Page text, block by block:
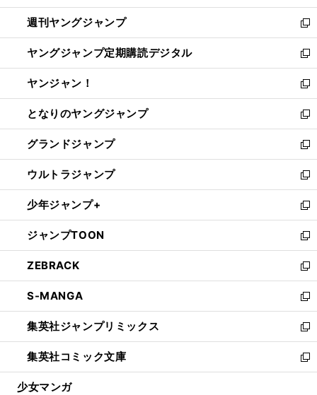
開
く
ウ
で
開
く
ン
ド
ウ
で
開
く
ウ
ィ
ン
ド
ウ
で
開
く
週刊ヤングジャンプ
新
し
い
ウ
ィ
ン
ド
ウ
で
開
く
ヤングジャンプ定期購読デジタル
新
し
い
ウ
ィ
ン
ド
ウ
で
開
く
ヤンジャン！
新
し
い
ウ
ィ
ン
ド
ウ
で
開
く
となりのヤングジャンプ
新
し
い
ウ
ィ
ン
ド
ウ
で
開
く
グランドジャンプ
新
し
い
ウ
ィ
ン
ド
ウ
で
開
く
ウルトラジャンプ
新
し
い
ウ
ィ
ン
ド
ウ
で
開
く
少年ジャンプ+
新
し
い
ウ
ィ
ン
ド
ウ
で
開
く
ジャンプTOON
新
し
い
ウ
ィ
ン
ド
ウ
で
開
ZEBRACK
新
し
い
ウ
ィ
ン
ド
ウ
S-MANGA
新
し
い
ウ
ィ
ン
集英社ジャンプリミックス
新
し
い
ウ
集英社コミック文庫
新
し
少女マンガ